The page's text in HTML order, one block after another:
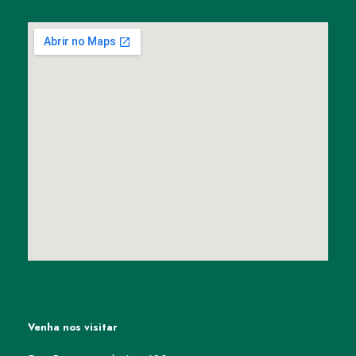
Venha nos visitar